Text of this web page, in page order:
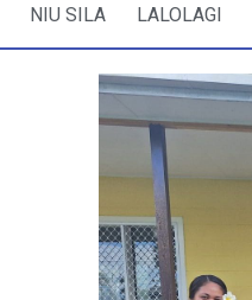
NIU SILA LALOLAGI